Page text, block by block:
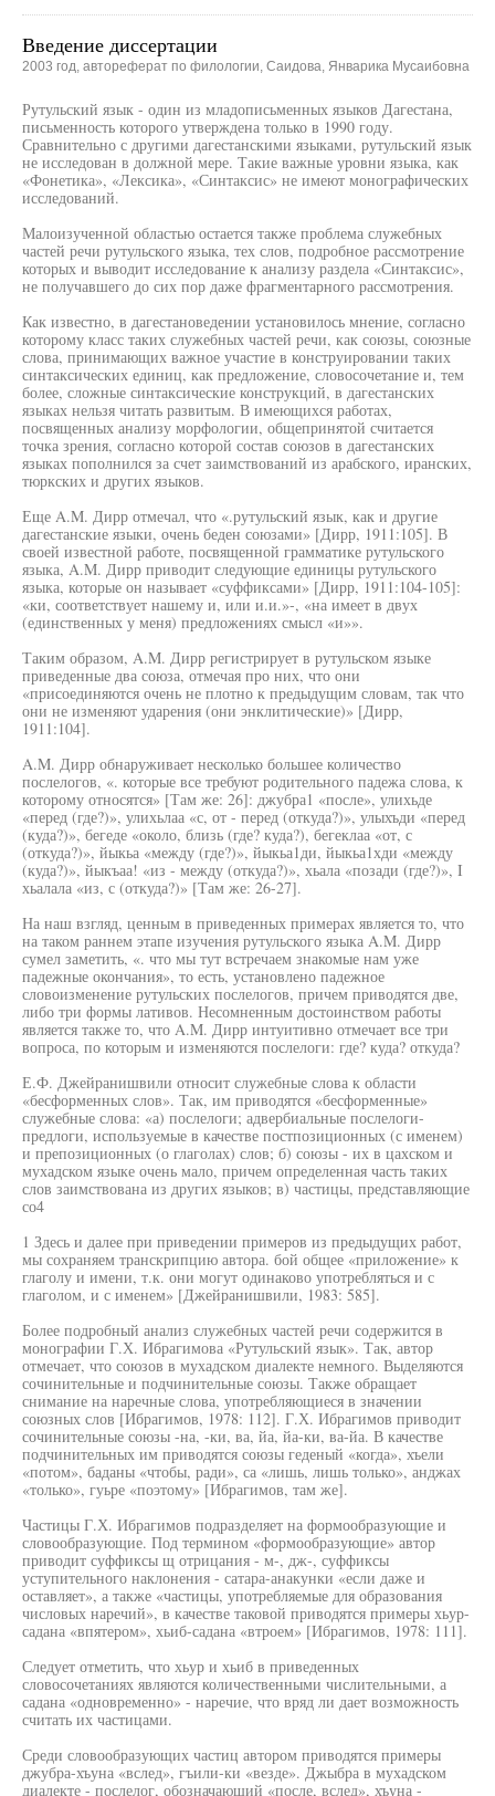
Введение диссертации
2003 год, автореферат по филологии, Саидова, Январика Мусаибовна
Рутульский язык - один из младописьменных языков Дагестана,
письменность которого утверждена только в 1990 году.
Сравнительно с другими дагестанскими языками, рутульский язык
не исследован в должной мере. Такие важные уровни языка, как
«Фонетика», «Лексика», «Синтаксис» не имеют монографических
исследований.
Малоизученной областью остается также проблема служебных
частей речи рутульского языка, тех слов, подробное рассмотрение
которых и выводит исследование к анализу раздела «Синтаксис»,
не получавшего до сих пор даже фрагментарного рассмотрения.
Как известно, в дагестановедении установилось мнение, согласно
которому класс таких служебных частей речи, как союзы, союзные
слова, принимающих важное участие в конструировании таких
синтаксических единиц, как предложение, словосочетание и, тем
более, сложные синтаксические конструкций, в дагестанских
языках нельзя читать развитым. В имеющихся работах,
посвященных анализу морфологии, общепринятой считается
точка зрения, согласно которой состав союзов в дагестанских
языках пополнился за счет заимствований из арабского, иранских,
тюркских и других языков.
Еще A.M. Дирр отмечал, что «.рутульский язык, как и другие
дагестанские языки, очень беден союзами» [Дирр, 1911:105]. В
своей известной работе, посвященной грамматике рутульского
языка, A.M. Дирр приводит следующие единицы рутульского
языка, которые он называет «суффиксами» [Дирр, 1911:104-105]:
«ки, соответствует нашему и, или и.и.»-, «на имеет в двух
(единственных у меня) предложениях смысл «и»».
Таким образом, A.M. Дирр регистрирует в рутульском языке
приведенные два союза, отмечая про них, что они
«присоединяются очень не плотно к предыдущим словам, так что
они не изменяют ударения (они энклитические)» [Дирр,
1911:104].
A.M. Дирр обнаруживает несколько большее количество
послелогов, «. которые все требуют родительного падежа слова, к
которому относятся» [Там же: 26]: джубра1 «после», улихьде
«перед (где?)», улихьлаа «с, от - перед (откуда?)», улыхъди «перед
(куда?)», бегеде «около, близь (где? куда?), бегеклаа «от, с
(откуда?)», йыкьа «между (где?)», йыкьа1ди, йыкьа1хди «между
(куда?)», йыкъаа! «из - между (откуда?)», хьала «позади (где?)», I
хьалала «из, с (откуда?)» [Там же: 26-27].
На наш взгляд, ценным в приведенных примерах является то, что
на таком раннем этапе изучения рутульского языка A.M. Дирр
сумел заметить, «. что мы тут встречаем знакомые нам уже
падежные окончания», то есть, установлено падежное
словоизменение рутульских послелогов, причем приводятся две,
либо три формы лативов. Несомненным достоинством работы
является также то, что A.M. Дирр интуитивно отмечает все три
вопроса, по которым и изменяются послелоги: где? куда? откуда?
Е.Ф. Джейранишвили относит служебные слова к области
«бесформенных слов». Так, им приводятся «бесформенные»
служебные слова: «а) послелоги; адвербиальные послелоги-
предлоги, используемые в качестве постпозиционных (с именем)
и препозиционных (о глаголах) слов; б) союзы - их в цахском и
мухадском языке очень мало, причем определенная часть таких
слов заимствована из других языков; в) частицы, представляющие
со4
1 Здесь и далее при приведении примеров из предыдущих работ,
мы сохраняем транскрипцию автора. бой общее «приложение» к
глаголу и имени, т.к. они могут одинаково употребляться и с
глаголом, и с именем» [Джейранишвили, 1983: 585].
Более подробный анализ служебных частей речи содержится в
монографии Г.Х. Ибрагимова «Рутульский язык». Так, автор
отмечает, что союзов в мухадском диалекте немного. Выделяются
сочинительные и подчинительные союзы. Также обращает
снимание на наречные слова, употребляющиеся в значении
союзных слов [Ибрагимов, 1978: 112]. Г.Х. Ибрагимов приводит
сочинительные союзы -на, -ки, ва, йа, йа-ки, ва-йа. В качестве
подчинительных им приводятся союзы геденый «когда», хъели
«потом», баданы «чтобы, ради», са «лишь, лишь только», анджах
«только», гуьре «поэтому» [Ибрагимов, там же].
Частицы Г.Х. Ибрагимов подразделяет на формообразующие и
словообразующие. Под термином «формообразующие» автор
приводит суффиксы щ отрицания - м-, дж-, суффиксы
уступительного наклонения - сатара-анакунки «если даже и
оставляет», а также «частицы, употребляемые для образования
числовых наречий», в качестве таковой приводятся примеры хьур-
садана «впятером», хьиб-садана «втроем» [Ибрагимов, 1978: 111].
Следует отметить, что хьур и хьиб в приведенных
словосочетаниях являются количественными числительными, а
садана «одновременно» - наречие, что вряд ли дает возможность
считать их частицами.
Среди словообразующих частиц автором приводятся примеры
джубра-хъуна «вслед», гъили-ки «везде». Джыбра в мухадском
диалекте - послелог, обозначающий «после, вслед», хъуна -